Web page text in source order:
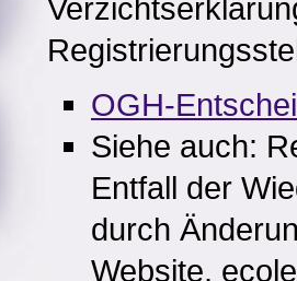
OGH-
Siehe auch:
Entfall der
durch
Website,